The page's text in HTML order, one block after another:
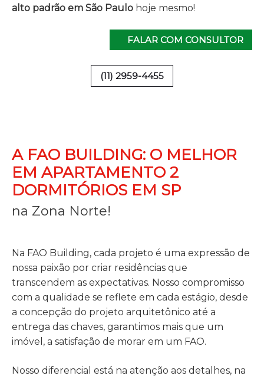
alto padrão em São Paulo hoje mesmo!
FALAR COM CONSULTOR
(11) 2959-4455
A FAO BUILDING: O MELHOR
EM APARTAMENTO 2
DORMITÓRIOS EM SP
na Zona Norte!
Na FAO Building, cada projeto é uma expressão de
nossa paixão por criar residências que
transcendem as expectativas. Nosso compromisso
com a qualidade se reflete em cada estágio, desde
a concepção do projeto arquitetônico até a
entrega das chaves, garantimos mais que um
imóvel, a satisfação de morar em um FAO.
Nosso diferencial está na atenção aos detalhes, na